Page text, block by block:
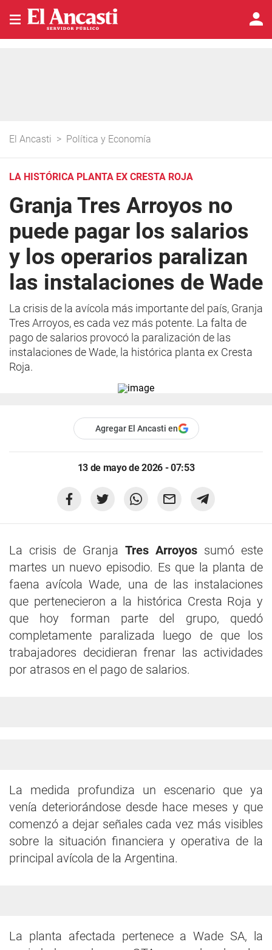
El Ancasti > Política y Economía
LA HISTÓRICA PLANTA EX CRESTA ROJA
Granja Tres Arroyos no
puede pagar los salarios
y los operarios paralizan
las instalaciones de Wade
La crisis de la avícola más importante del país, Granja
Tres Arroyos, es cada vez más potente. La falta de
pago de salarios provocó la paralización de las
instalaciones de Wade, la histórica planta ex Cresta
Roja.
Agregar El Ancasti en
13 de mayo de 2026 - 07:53
La crisis de Granja Tres Arroyos sumó este
martes un nuevo episodio. Es que la planta de
faena avícola Wade, una de las instalaciones
que pertenecieron a la histórica Cresta Roja y
que hoy forman parte del grupo, quedó
completamente paralizada luego de que los
trabajadores decidieran frenar las actividades
por atrasos en el pago de salarios.
La medida profundiza un escenario que ya
venía deteriorándose desde hace meses y que
comenzó a dejar señales cada vez más visibles
sobre la situación financiera y operativa de la
principal avícola de la Argentina.
La planta afectada pertenece a Wade SA, la